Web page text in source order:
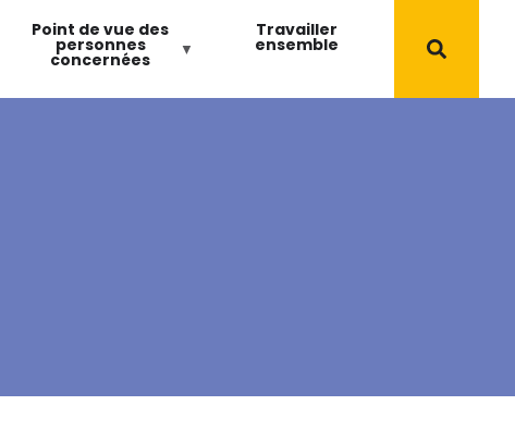
Point de vue des
personnes
concernées
Travailler
ensemble